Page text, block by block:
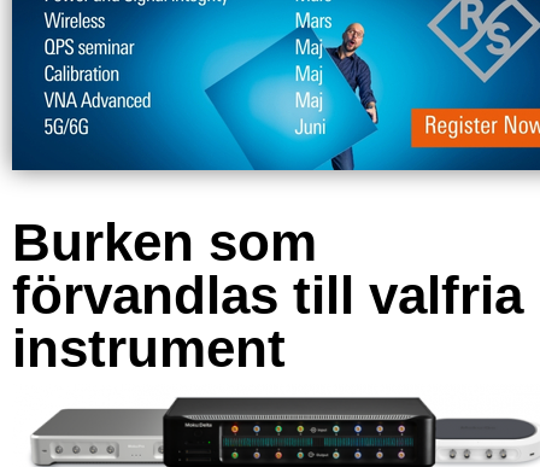
Burken som
förvandlas till valfria
instrument